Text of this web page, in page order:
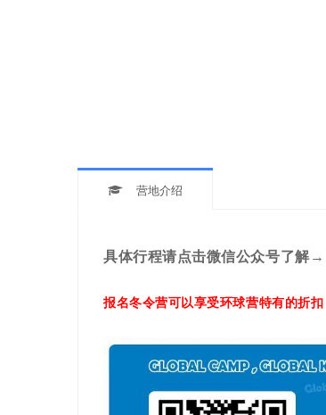
营地介绍
具体行程请点击微信公众号了解→
报名冬令营可以享受环球营特有的折扣